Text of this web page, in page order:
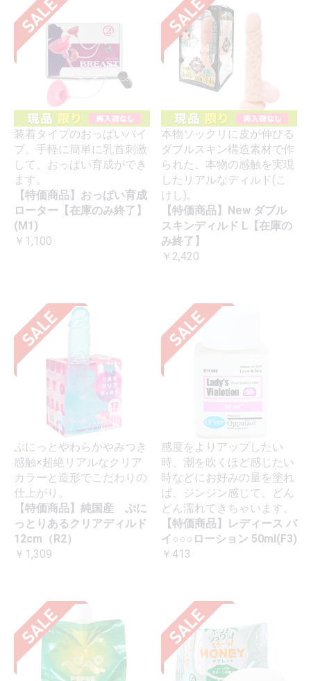
装着タイプのおっぱいバイ
ブ。手軽に簡単に乳首刺激
して、おっぱい育成ができ
ます。
【特価商品】おっぱい育成
ローター【在庫のみ終了】
(M1)
￥1,100
本物ソックリに皮が伸びる
ダブルスキン構造素材で作
られた、本物の感触を実現
したリアルなディルド(こ
けし)。
【特価商品】New ダブル
スキンディルド L【在庫の
み終了】
￥2,420
ぷにっとやわらかやみつき
感触×超絶リアルなクリア
カラーと造形でこだわりの
仕上がり。
【特価商品】純国産 ぷに
っとりあるクリアディルド
12cm（R2）
￥1,309
感度をよりアップしたい
時、潮を吹くほど感じたい
時などにお好みの量を塗れ
ば、ジンジン感じて、どん
どん濡れてきちゃいます。
【特価商品】レディース バ
イ○○○ローション 50ml(F3)
￥413